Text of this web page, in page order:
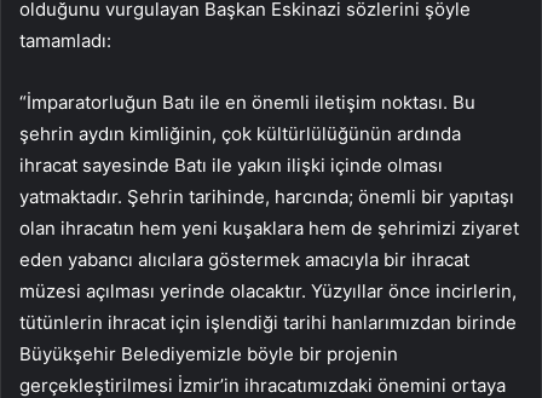
olduğunu vurgulayan Başkan Eskinazi sözlerini şöyle
tamamladı:
“İmparatorluğun Batı ile en önemli iletişim noktası. Bu
şehrin aydın kimliğinin, çok kültürlülüğünün ardında
ihracat sayesinde Batı ile yakın ilişki içinde olması
yatmaktadır. Şehrin tarihinde, harcında; önemli bir yapıtaşı
olan ihracatın hem yeni kuşaklara hem de şehrimizi ziyaret
eden yabancı alıcılara göstermek amacıyla bir ihracat
müzesi açılması yerinde olacaktır. Yüzyıllar önce incirlerin,
tütünlerin ihracat için işlendiği tarihi hanlarımızdan birinde
Büyükşehir Belediyemizle böyle bir projenin
gerçekleştirilmesi İzmir’in ihracatımızdaki önemini ortaya